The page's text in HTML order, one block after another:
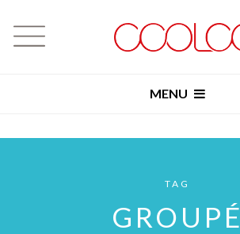
MENU
TAG
GROUPÉ